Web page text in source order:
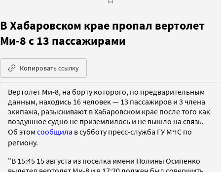
В Хабаровском крае пропал вертолет
Ми-8 с 13 пассажирами
Копировать ссылку
Вертолет Ми-8, на борту которого, по предварительным
данным, находись 16 человек — 13 пассажиров и 3 члена
экипажа, разыскивают в Хабаровском крае после того как
воздушное судно не приземлилось и не вышло на связь.
Об этом сообщила в субботу пресс-служба ГУ МЧС по
региону.
"В 15:45 15 августа из поселка имени Полины Осипенко